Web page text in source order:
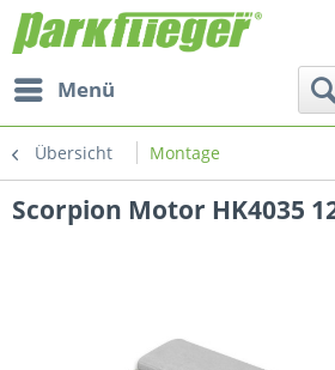
Menü
Übersicht Montage
Scorpion Motor HK4035